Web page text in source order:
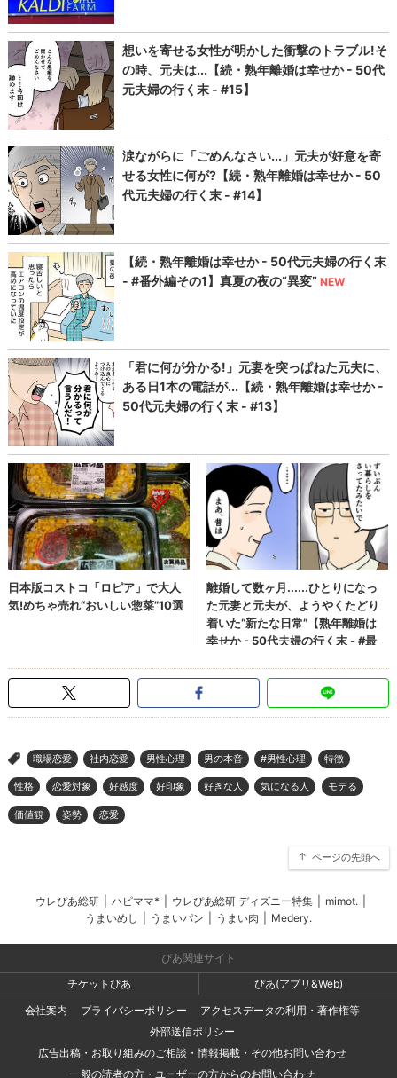
> 職場恋愛 社内恋愛 男性心理 男の本音 #男性心理 特徴
性格 恋愛対象 好感度 好印象 好きな人 気になる人 モテる
価値観 姿勢 恋愛
ページの先頭へ
ウレぴあ総研 ハピママ* ウレぴあ総研 ディズニー特集 mimot.
うまいめし
うまいパン うまい肉 Medery.
ぴあ関連サイト
チケットぴあ
ぴあ(アプリ&Web)
会社案内
プライバシーポリシー
アクセスデータの利用・著作権等
外部送信ポリシー
広告出稿・お取り組みのご相談・情報掲載・その他お問い合わせ
一般の読者の方・ユーザーの方からのお問い合わせ